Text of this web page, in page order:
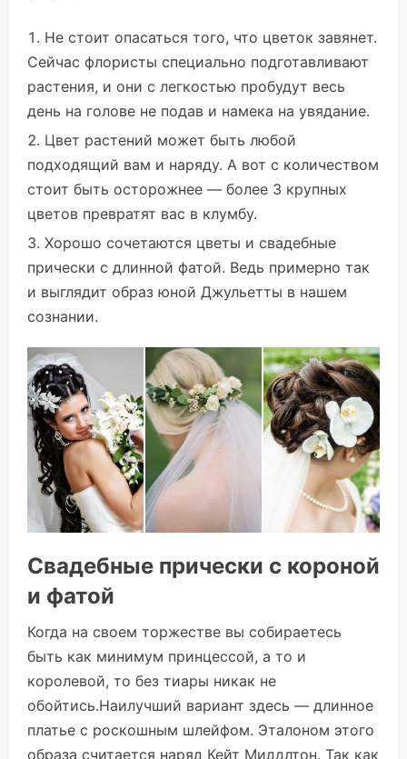
Не стоит опасаться того, что цветок завянет.
Сейчас флористы специально подготавливают
растения, и они с легкостью пробудут весь
день на голове не подав и намека на увядание.
Цвет растений может быть любой
подходящий вам и наряду. А вот с количеством
стоит быть осторожнее — более 3 крупных
цветов превратят вас в клумбу.
Хорошо сочетаются цветы и свадебные
прически с длинной фатой. Ведь примерно так
и выглядит образ юной Джульетты в нашем
сознании.
Свадебные прически с короной
и фатой
Когда на своем торжестве вы собираетесь
быть как минимум принцессой, а то и
королевой, то без тиары никак не
обойтись.Наилучший вариант здесь — длинное
платье с роскошным шлейфом. Эталоном этого
образа считается наряд Кейт Миддлтон. Так как